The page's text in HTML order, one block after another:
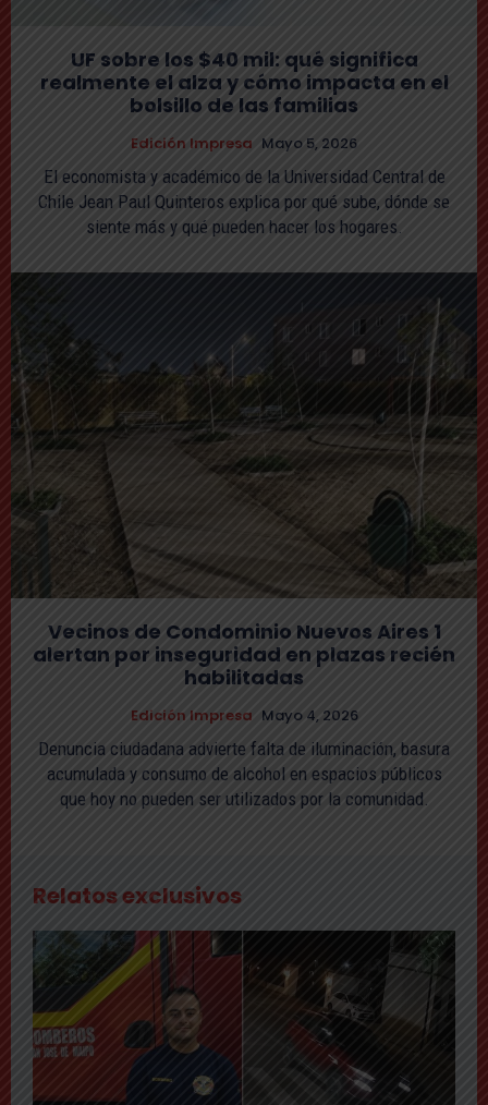
UF sobre los $40 mil: qué significa
realmente el alza y cómo impacta en el
bolsillo de las familias
Edición Impresa Mayo 5, 2026
El economista y académico de la Universidad Central de
Chile Jean Paul Quinteros explica por qué sube, dónde se
siente más y qué pueden hacer los hogares.
Vecinos de Condominio Nuevos Aires 1
alertan por inseguridad en plazas recién
habilitadas
Edición Impresa Mayo 4, 2026
Denuncia ciudadana advierte falta de iluminación, basura
acumulada y consumo de alcohol en espacios públicos
que hoy no pueden ser utilizados por la comunidad.
Relatos exclusivos